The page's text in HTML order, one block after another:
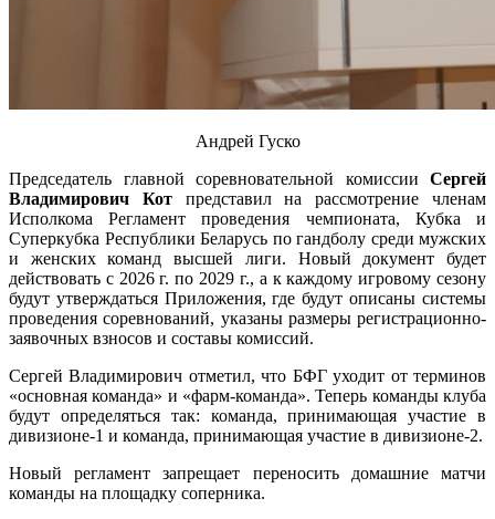
Андрей Гуско
Председатель главной соревновательной комиссии Сергей
Владимирович Котпредставил на рассмотрение членам
Исполкома Регламент проведения чемпионата, Кубка и
Суперкубка Республики Беларусь по гандболу среди мужских
и женских команд высшей лиги. Новый документ будет
действовать с 2026 г. по 2029 г., а к каждому игровому сезону
будут утверждаться Приложения, где будут описаны системы
проведения соревнований, указаны размеры регистрационно-
заявочных взносов и составы комиссий.
Сергей Владимирович отметил, что БФГ уходит от терминов
«основная команда» и «фарм-команда». Теперь команды клуба
будут определяться так: команда, принимающая участие в
дивизионе-1 и команда, принимающая участие в дивизионе-2.
Новый регламент запрещает переносить домашние матчи
команды на площадку соперника.